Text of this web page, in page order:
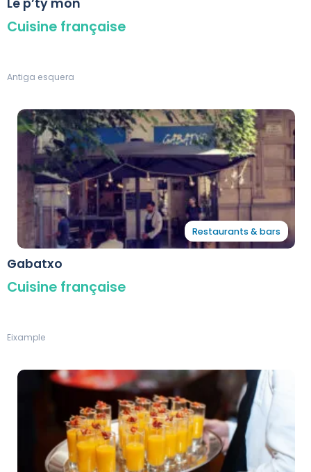
Le p’ty mon
Cuisine française
Antiga esquera
Restaurants & bars
Gabatxo
Cuisine française
Eixample